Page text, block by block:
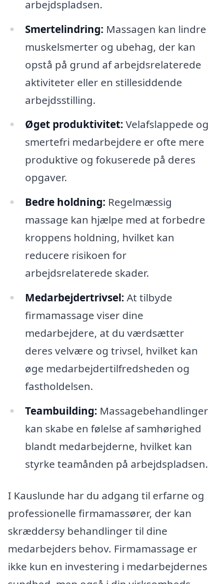
arbejdspladsen.
Smertelindring: Massagen kan lindre
muskelsmerter og ubehag, der kan
opstå på grund af arbejdsrelaterede
aktiviteter eller en stillesiddende
arbejdsstilling.
Øget produktivitet: Velafslappede og
smertefri medarbejdere er ofte mere
produktive og fokuserede på deres
opgaver.
Bedre holdning: Regelmæssig
massage kan hjælpe med at forbedre
kroppens holdning, hvilket kan
reducere risikoen for
arbejdsrelaterede skader.
Medarbejdertrivsel: At tilbyde
firmamassage viser dine
medarbejdere, at du værdsætter
deres velvære og trivsel, hvilket kan
øge medarbejdertilfredsheden og
fastholdelsen.
Teambuilding: Massagebehandlinger
kan skabe en følelse af samhørighed
blandt medarbejderne, hvilket kan
styrke teamånden på arbejdspladsen.
I Kauslunde har du adgang til erfarne og
professionelle firmamassører, der kan
skræddersy behandlinger til dine
medarbejders behov. Firmamassage er
ikke kun en investering i medarbejdernes